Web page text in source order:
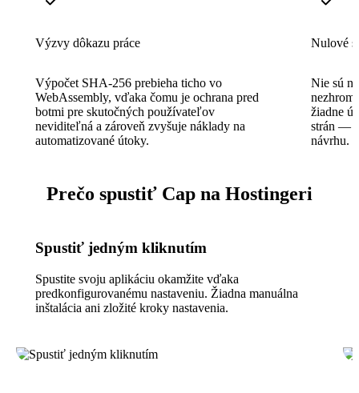
Výzvy dôkazu práce
Výpočet SHA-256 prebieha ticho vo
WebAssembly, vďaka čomu je ochrana pred
botmi pre skutočných používateľov
neviditeľná a zároveň zvyšuje náklady na
automatizované útoky.
Nulové
Nie sú
žiadne
strán —
návrhu.
Prečo spustiť Cap na Hostingeri
Spustiť jedným kliknutím
Spustite svoju aplikáciu okamžite vďaka
predkonfigurovanému nastaveniu. Žiadna manuálna
inštalácia ani zložité kroky nastavenia.